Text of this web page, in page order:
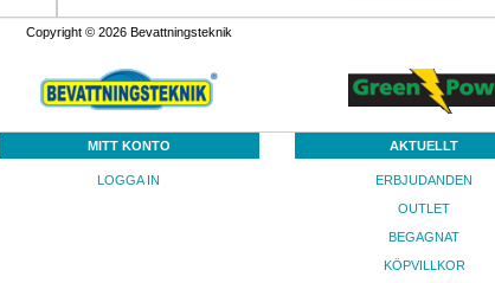
Copyright © 2026 Bevattningsteknik
MITT KONTO
LOGGA IN
AKTUELLT
ERBJUDANDEN
OUTLET
BEGAGNAT
KÖPVILLKOR